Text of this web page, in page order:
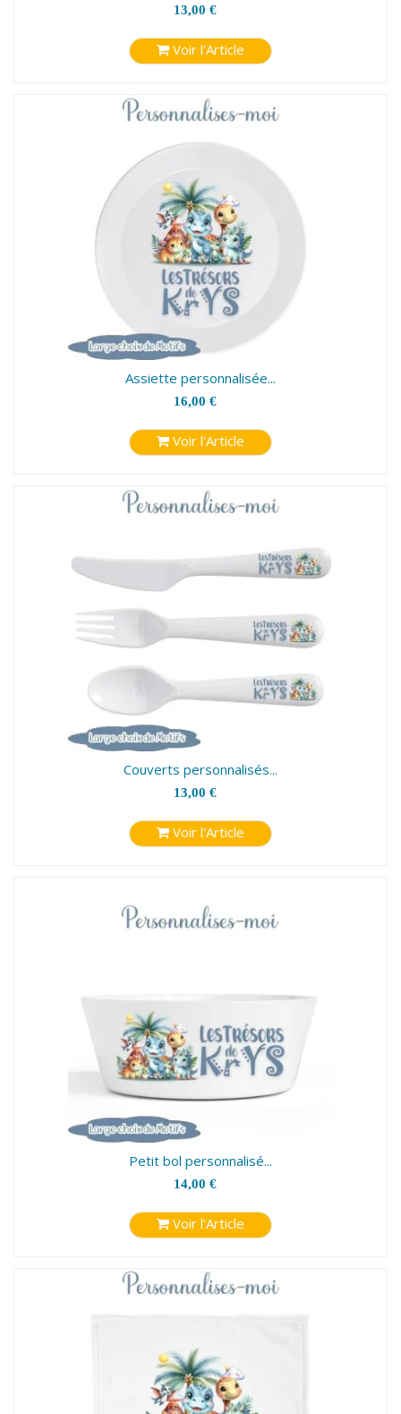
13,00 €
Voir l'Article
Assiette personnalisée...
16,00 €
Voir l'Article
Couverts personnalisés...
13,00 €
Voir l'Article
Petit bol personnalisé...
14,00 €
Voir l'Article